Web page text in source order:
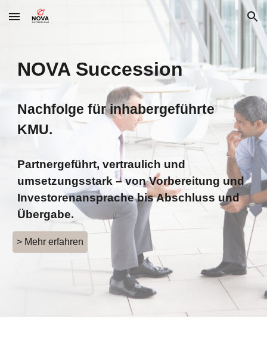
Skip to main content Skip to navigation
NOVA Succession
Nachfolge für inhabergeführte
KMU.
Partnergeführt, vertraulich und
umsetzungsstark – von Vorbereitung und
Investorenansprache bis Abschluss und
Übergabe.
> Mehr erfahren